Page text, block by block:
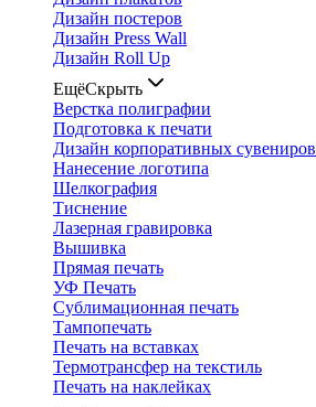
Дизайн постеров
Дизайн Press Wall
Дизайн Roll Up
ЕщёСкрыть
Верстка полиграфии
Подготовка к печати
Дизайн корпоративных сувениров
Нанесение логотипа
Шелкография
Тиснение
Лазерная гравировка
Вышивка
Прямая печать
УФ Печать
Сублимационная печать
Тампопечать
Печать на вставках
Термотрансфер на текстиль
Печать на наклейках